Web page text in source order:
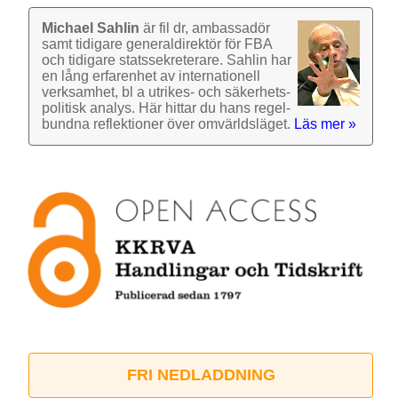
Michael Sahlin är fil dr, ambassadör
samt tidigare general­direktör för FBA
och tidigare stats­sekre­terare. Sahlin har
en lång erfarenhet av inter­nationell
verk­samhet, bl a utrikes- och säkerhets­
politisk analys. Här hittar du hans regel­
bundna reflek­tioner över omvärlds­läget. Läs mer »
FRI NEDLADDNING